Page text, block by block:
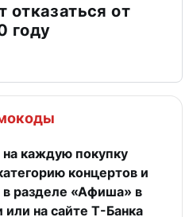
отказаться от
году
каждую покупку
концертов и
разделе «Афиша» в
на сайте Т-Банка